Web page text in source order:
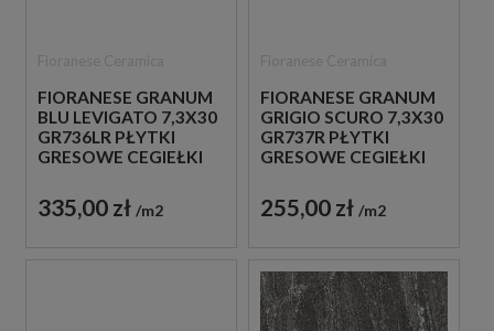
FIORANESE GRANUM
BLU LEVIGATO 7,3X30
GR736LR PŁYTKI
GRESOWE CEGIEŁKI
335,00 zł m2
FIORANESE GRANUM
GRIGIO SCURO 7,3X30
GR737R PŁYTKI
GRESOWE CEGIEŁKI
255,00 zł m2